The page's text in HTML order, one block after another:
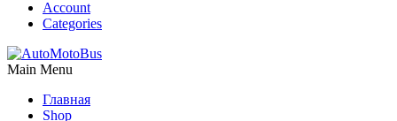
Account
Categories
Main Menu
Главная
Shop